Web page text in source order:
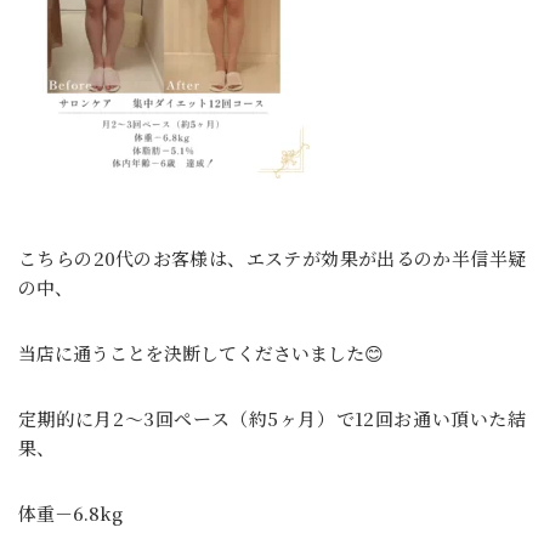
こちらの20代のお客様は、エステが効果が出るのか半信半疑
の中、
当店に通うことを決断してくださいました😊
定期的に月2～3回ペース（約5ヶ月）で12回お通い頂いた結
果、
体重－6.8kg